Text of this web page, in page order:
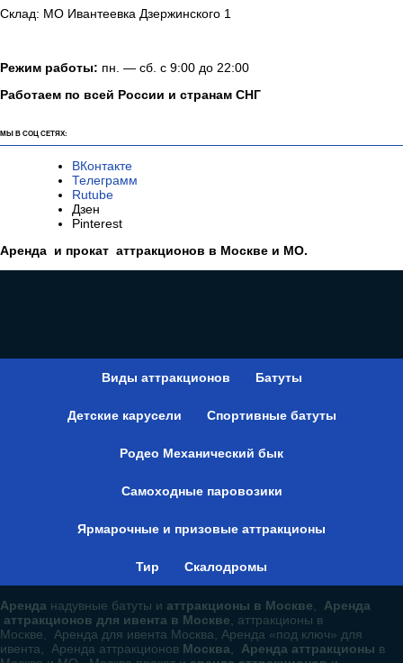
Склад: МО Ивантеевка Дзержинского 1
Режим работы: пн. — сб. с 9:00 до 22:00
Работаем по всей России и странам СНГ
МЫ В СОЦ СЕТЯХ:
ВКонтакте
Телеграмм
Rutube
Дзен
Pinterest
Аренда и прокат аттракционов в Москве и МО.
Виды аттракционов Батуты
Детские карусели Спортивные батуты
Родео Механический бык
Самоходные паровозики
Ярмарочные и призовые аттракционы
Тир Скалодромы
Аренда надувные батуты и аттракционы в Москве, Аренда
аттракционов для ивента в Москве, аттракционы в
Москве, Аренда для ивента Москва, Аренда «под ключ» для
ивента, Аренда аттракционов Москва, Аренда аттракционы в